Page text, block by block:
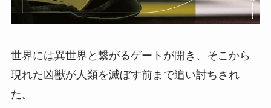
世界には異世界と繋がるゲートが開き、そこから
現れた凶獣が人類を滅ぼす前まで追い討ちされ
た。